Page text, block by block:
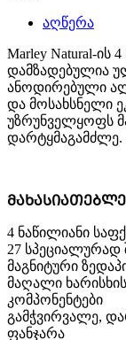
აღწერა
Marley Natural-ის
დამზადებულია
ანოდირებული
და მოსახსნელი
უზრუნველყოფს
დარტყმაგამძლე.
4 ნაწილიანი
27 სპეციალურად
მაგნიტური
მაღალი
კომპონენტები
გამჭვირვალე,
ფანჯარა